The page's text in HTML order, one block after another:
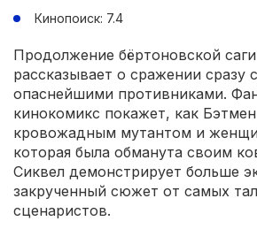
Кинопоиск: 7.4
Продолжение бёртоновской
рассказывает о сражении сразу
опаснейшими противниками.
кинокомикс покажет, как Бэтмен
кровожадным мутантом и
которая была обманута своим
Сиквел демонстрирует больше
закрученный сюжет от самых
сценаристов.